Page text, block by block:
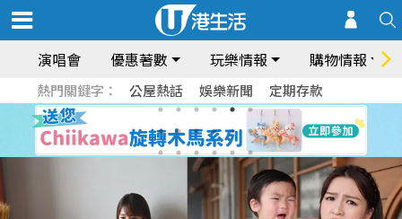
演唱會 優惠著數 玩樂情報 購物情報
熱門關鍵字： 公屋熱話 娛樂新聞 定期存款